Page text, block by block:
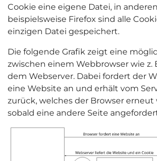
Cookie eine eigene Datei, in
beispielsweise Firefox sind alle
einzigen Datei gespeichert.
Die folgende Grafik zeigt eine
zwischen einem Webbrowser wie z.
dem Webserver. Dabei fordert der
eine Website an und erhält vom
zurück, welches der Browser
sobald eine andere Seite